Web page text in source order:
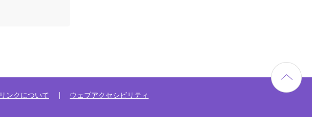
リンクについて ウェブアクセシビリティ